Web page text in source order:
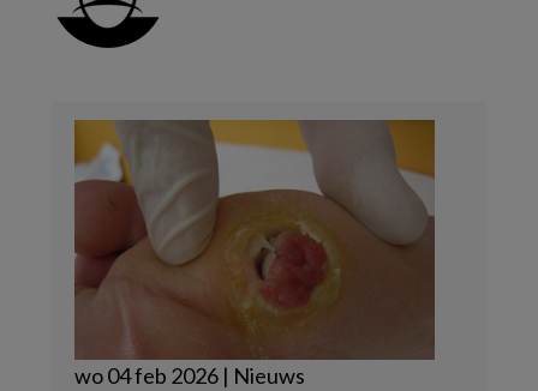
wo 04 feb 2026 | Nieuws